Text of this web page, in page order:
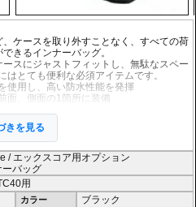
ケースを取り外すことなく、すべての荷
きるインナーバッグ。
スにジャストフィットし、無駄なスペー
はとても便利な必須アイテムです。
使用し、高い防水性能を発揮
面、側面の1箇所に装備
きを見る
/ エックスコア用オプション
ーバッグ
用
カラー ブラック